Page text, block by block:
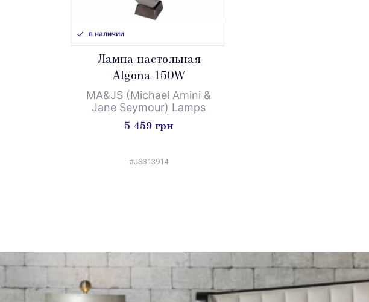
в наличии
Лампа настольная
Algona 150W
MA&JS (Michael Amini &
Jane Seymour) Lamps
5 459 грн
#JS313914